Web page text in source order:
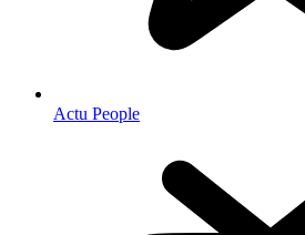
Actu People